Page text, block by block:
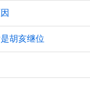
胡亥继位